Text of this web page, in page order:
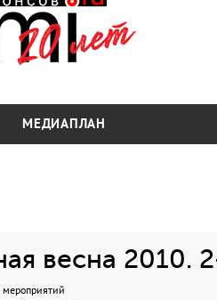
МЕДИАПЛАН
весна 2010.
мероприятий